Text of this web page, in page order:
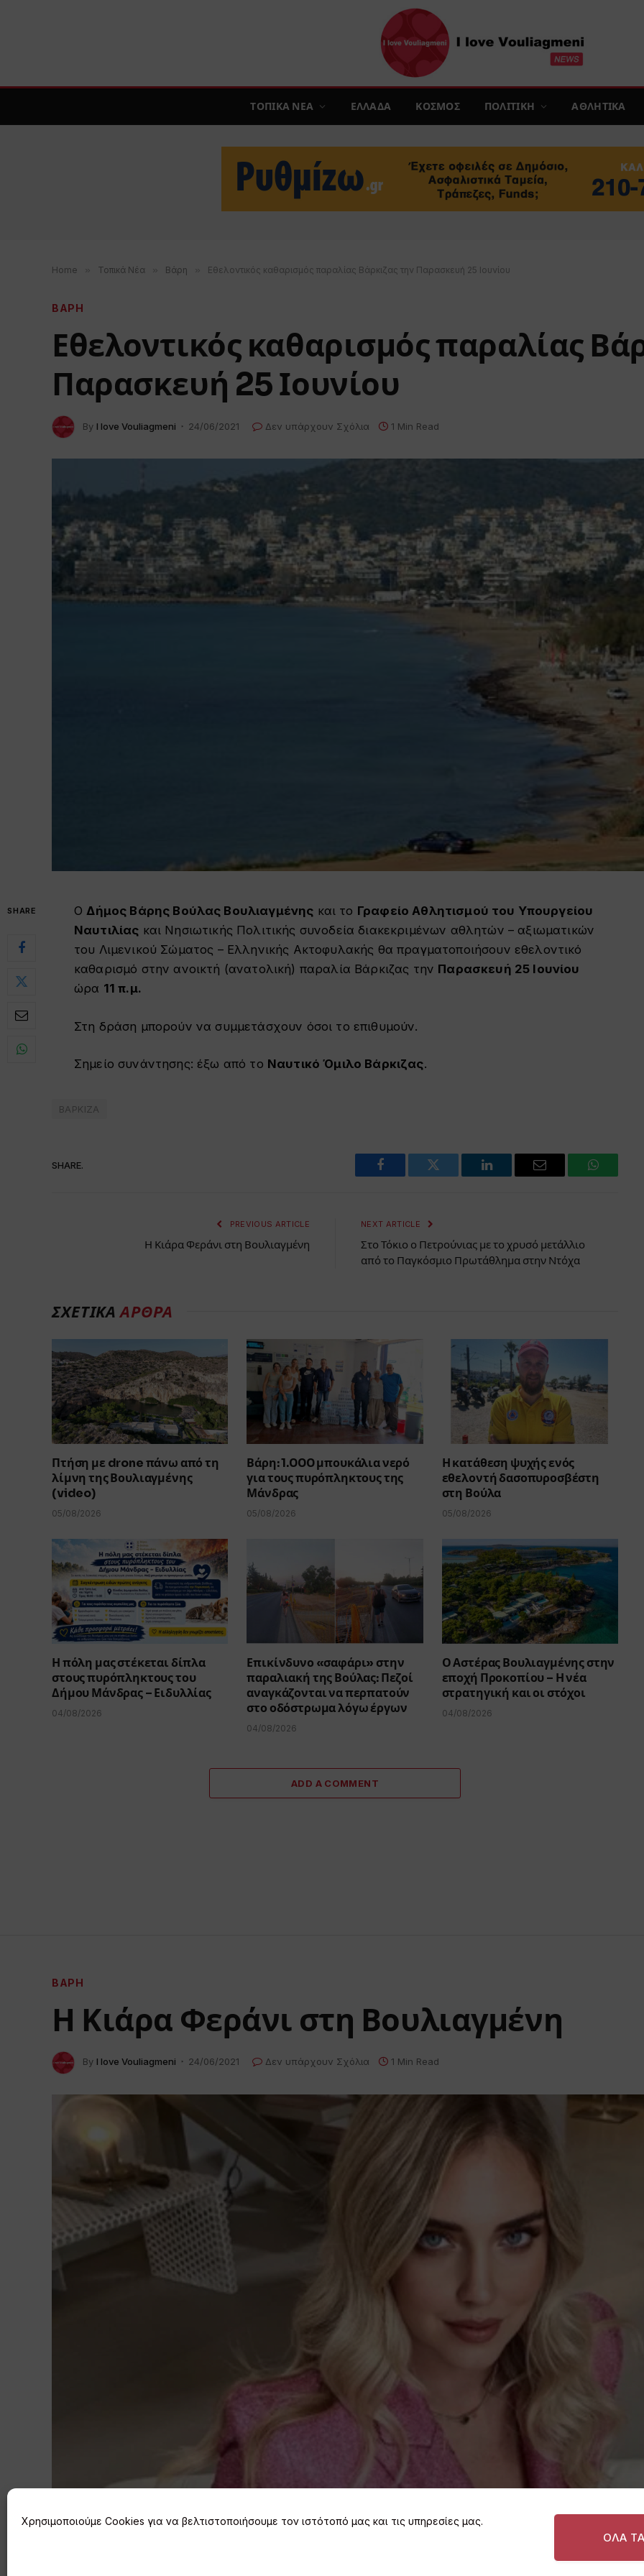
Χρησιμοποιούμε Cookies για να βελτιστοποιήσουμε τον ιστότοπό μας και τις υπηρεσίες μας.
ΟΛΑ ΤΑ
ΤΟΠΙΚΑ ΝΕΑ ΕΛΛΑΔΑ ΚΟΣΜΟΣ ΠΟΛΙΤΙΚΗ ΑΘΛΗΤΙΚΑ
Home » Τοπικά Νέα » Βάρη » Εθελοντικός καθαρισμός παραλίας Βάρκιζας την Παρασκευή 25 Ιουνίου
ΒΑΡΗ
Εθελοντικός καθαρισμός παραλίας
Παρασκευή 25 Ιουνίου
By I love Vouliagmeni 24/06/2021 Δεν υπάρχουν Σχόλια 1 Min Read
SHARE ΟΔήμος Βάρης Βούλας Βουλιαγμένης και το Γραφείο Αθλητισμού του Υπουργείου
Ναυτιλίας και Νησιωτικής Πολιτικής συνοδεία διακεκριμένων αθλητών – αξιωματικών
του Λιμενικού Σώματος – Ελληνικής Ακτοφυλακής θα πραγματοποιήσουν εθελοντικό
καθαρισμό στην ανοικτή (ανατολική) παραλία Βάρκιζας την Παρασκευή 25 Ιουνίου
ώρα 11 π.μ.
Στη δράση μπορούν να συμμετάσχουν όσοι το επιθυμούν.
Σημείο συνάντησης: έξω από το Ναυτικό Όμιλο Βάρκιζας.
ΒΑΡΚΙΖΑ
SHARE.
Facebook Twitter LinkedIn Email
PREVIOUS ARTICLE
Η Κιάρα Φεράνι στη Βουλιαγμένη
NEXT ARTICLE
Στο Τόκιο ο Πετρούνιας με το χρυσό μετάλλιο
από το Παγκόσμιο Πρωτάθλημα στην Ντόχα
ΣΧΕΤΙΚΑΑΡΘΡΑ
Πτήση με drone πάνω από τη
λίμνη της Βουλιαγμένης
(video)
05/08/2026
Βάρη: 1.000 μπουκάλια νερό
για τους πυρόπληκτους της
Μάνδρας
05/08/2026
Η κατάθεση ψυχής ενός
εθελοντή δασοπυροσβέστη
στη Βούλα
05/08/2026
Η πόλη μας στέκεται δίπλα
στους πυρόπληκτους του
Δήμου Μάνδρας – Ειδυλλίας
04/08/2026
Επικίνδυνο «σαφάρι» στην
παραλιακή της Βούλας: Πεζοί
αναγκάζονται να περπατούν
στο οδόστρωμα λόγω έργων
04/08/2026
Ο Αστέρας Βουλιαγμένης στην
εποχή Προκοπίου – Η νέα
στρατηγική και οι στόχοι
04/08/2026
ADD A COMMENT
ΒΆΡΗ
Η Κιάρα Φεράνι στη Βουλιαγμένη
By I love Vouliagmeni 24/06/2021 Δεν υπάρχουν Σχόλια 1 Min Read